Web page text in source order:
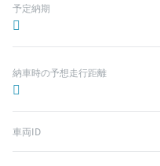
予定納期
納車時の予想走行距離
車両ID